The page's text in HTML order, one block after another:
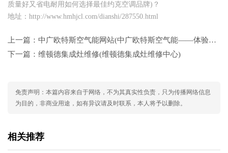
质量好又省电耐用如何选择最佳约克空调品牌)？
地址：http://www.hmhjcl.com/dianshi/287550.html
上一篇： 中广欧特斯空气能网站(中广欧特斯空气能——体验绿色能源新生活)
下一篇： 维顿德集成灶维修(维顿德集成灶维修中心)
免责声明：本篇内容来自于网络，不为其真实性负责，只为传播网络信息
为目的，非商业用途，如有异议请及时联系，本人将予以删除。
相关推荐